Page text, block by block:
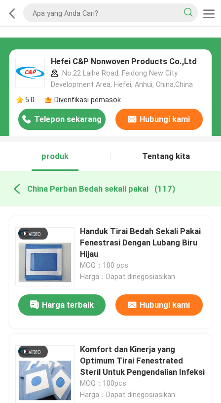
Hefei C&P Nonwoven Products Co.,Ltd
No.22 Laihe Road, Feidong New City
Development Area, Hefei, Anhui, China,China
5.0
Diverifikasi pemasok
Telepon sekarang Hubungi kami
produk Tentang kita
China Perban Bedah sekali pakai (117)
Handuk Tirai Bedah Sekali Pakai
Fenestrasi Dengan Lubang Biru
Hijau
MOQ：100 pcs
Harga：Dapat dinegosiasikan
Harga terbaik Hubungi kami
Komfort dan Kinerja yang
Optimum Tirai Fenestrated
Steril Untuk Pengendalian Infeksi
MOQ：100pcs
Harga：Dapat dinegosiasikan